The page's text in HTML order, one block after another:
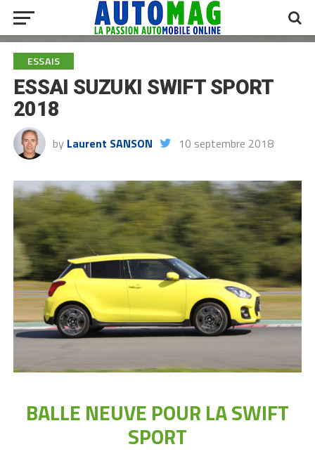
ESSAIS
ESSAI SUZUKI SWIFT SPORT
2018
by Laurent SANSON 10 septembre 2018
BALLE NEUVE POUR LA SWIFT
SPORT